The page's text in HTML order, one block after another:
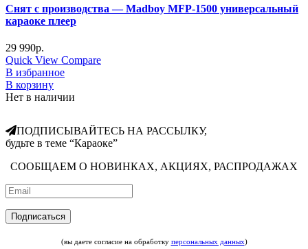
Снят с производства — Madboy MFP-1500 универсальный
караоке плеер
29 990р.
Quick View Compare
В избранное
В корзину
Нет в наличии
ПОДПИСЫВАЙТЕСЬ НА РАССЫЛКУ,
будьте в теме “Караоке”
СООБЩАЕМ О НОВИНКАХ, АКЦИЯХ, РАСПРОДАЖАХ
(вы даете согласие на обработку персональных данных)